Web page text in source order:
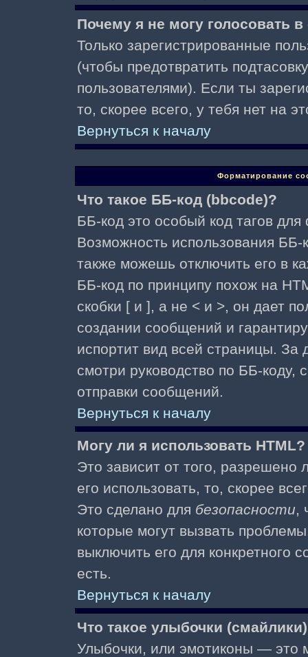
Почему я не могу голосовать
Только зарегистрированные
(чтобы предотвратить
пользователями). Если ты
то, скорее всего, у тебя нет на
Вернуться к началу
Форматирование
Что такое ББ-код (bbcode)?
ББ-код это особый код тагов
Возможность использования
также можешь отключить его в
ББ-код по принципу похож на
скобки [ и ], а не < и >, он дает
создании сообщений и
испортит вид всей страницы.
смотри руководство по ББ-коду,
отправки сообщений.
Вернуться к началу
Могу ли я использовать HTML?
Это зависит от того,
его использовать, то, скорее
Это сделано для безопасности,
которые могут вызвать
выключить его для конкретного
есть.
Вернуться к началу
Что такое улыбочки
Улыбочки, или эмотиконы — это